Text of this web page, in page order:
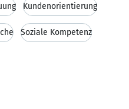
Kundenorientierung
Soziale Kompetenz